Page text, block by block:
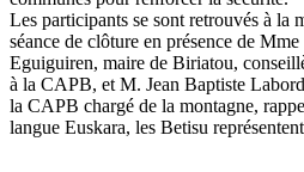
Les participants se sont retrouvés à la
séance de clôture en présence de
Eguiguiren, maire de Biriatou,
à la CAPB, et M. Jean Baptiste
la CAPB chargé de la montagne,
langue Euskara, les Betisu